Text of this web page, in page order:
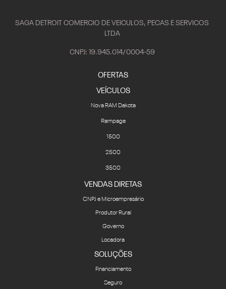
SAGA DETROIT COMERCIO DE VEICULOS, PECAS E SERVICOS
LTDA
CNPJ: 19.945.014/0004-59
OFERTAS
VEÍCULOS
Nova RAM Dakota
Rampage
1500
2500
3500
VENDAS DIRETAS
CNPJ e Microempresário
Produtor Rural
Governo
Locadora
SOLUÇÕES
Financiamento
Seguro